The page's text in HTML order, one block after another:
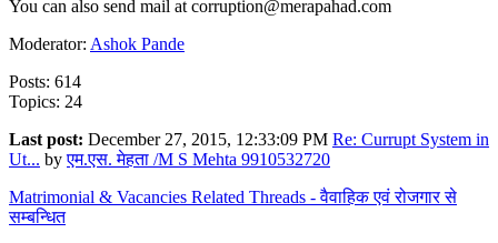
You can also send mail at corruption@merapahad.com
Moderator: Ashok Pande
Posts: 614
Topics: 24
Last post: December 27, 2015, 12:33:09 PM Re: Currupt System in
Ut... byएम.एस. मेहता /M S Mehta 9910532720
Matrimonial & Vacancies Related Threads - वैवाहिक एवं रोजगार से
सम्बन्धित